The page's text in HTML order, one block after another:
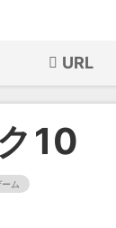
URL
10
ーム